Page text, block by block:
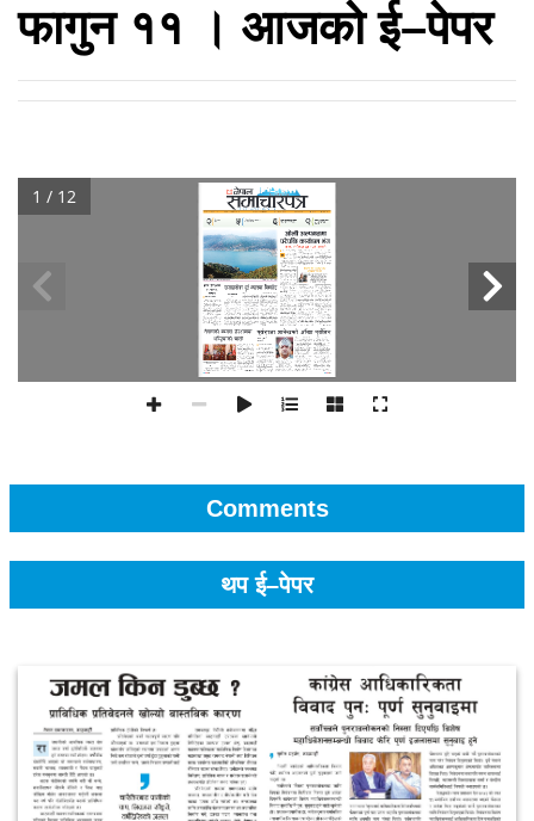
फागुन ११ । आजको ई–पेपर
1 / 12
Comments
थप ई–पेपर